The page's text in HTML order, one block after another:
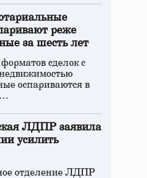
реже
за шесть лет
сделок с
оспариваются в
ЛДПР заявила
усилить
отделение ЛДПР